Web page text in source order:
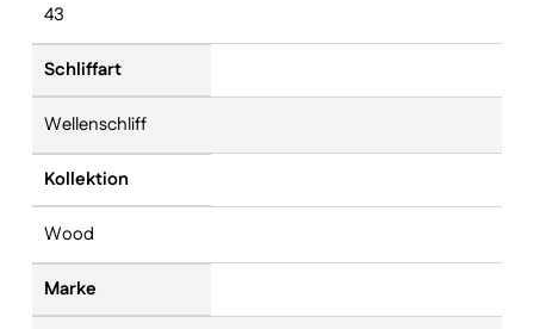
43
Schliffart
Wellenschliff
Kollektion
Wood
Marke